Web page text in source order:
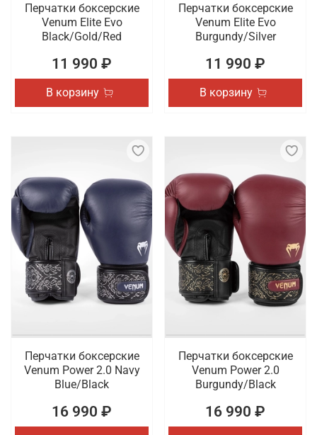
Перчатки боксерские
Venum Elite Evo
Black/Gold/Red
11 990 ₽
В корзину
Перчатки боксерские
Venum Elite Evo
Burgundy/Silver
11 990 ₽
В корзину
Перчатки боксерские
Venum Power 2.0 Navy
Blue/Black
16 990 ₽
Перчатки боксерские
Venum Power 2.0
Burgundy/Black
16 990 ₽